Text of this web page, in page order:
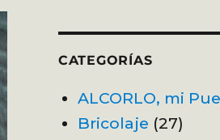
CATEGORÍAS
ALCORLO, mi
Bricolaje (27)